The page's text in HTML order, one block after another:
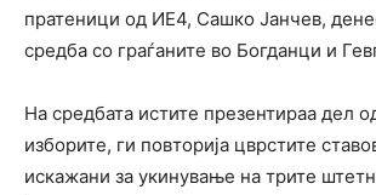
пратеници од ИЕ4, Сашко Јанчев,
средба со граѓаните во Богданци и
На средбата истите презентираа дел
изборите, ги повторија цврстите
искажани за укинување на трите